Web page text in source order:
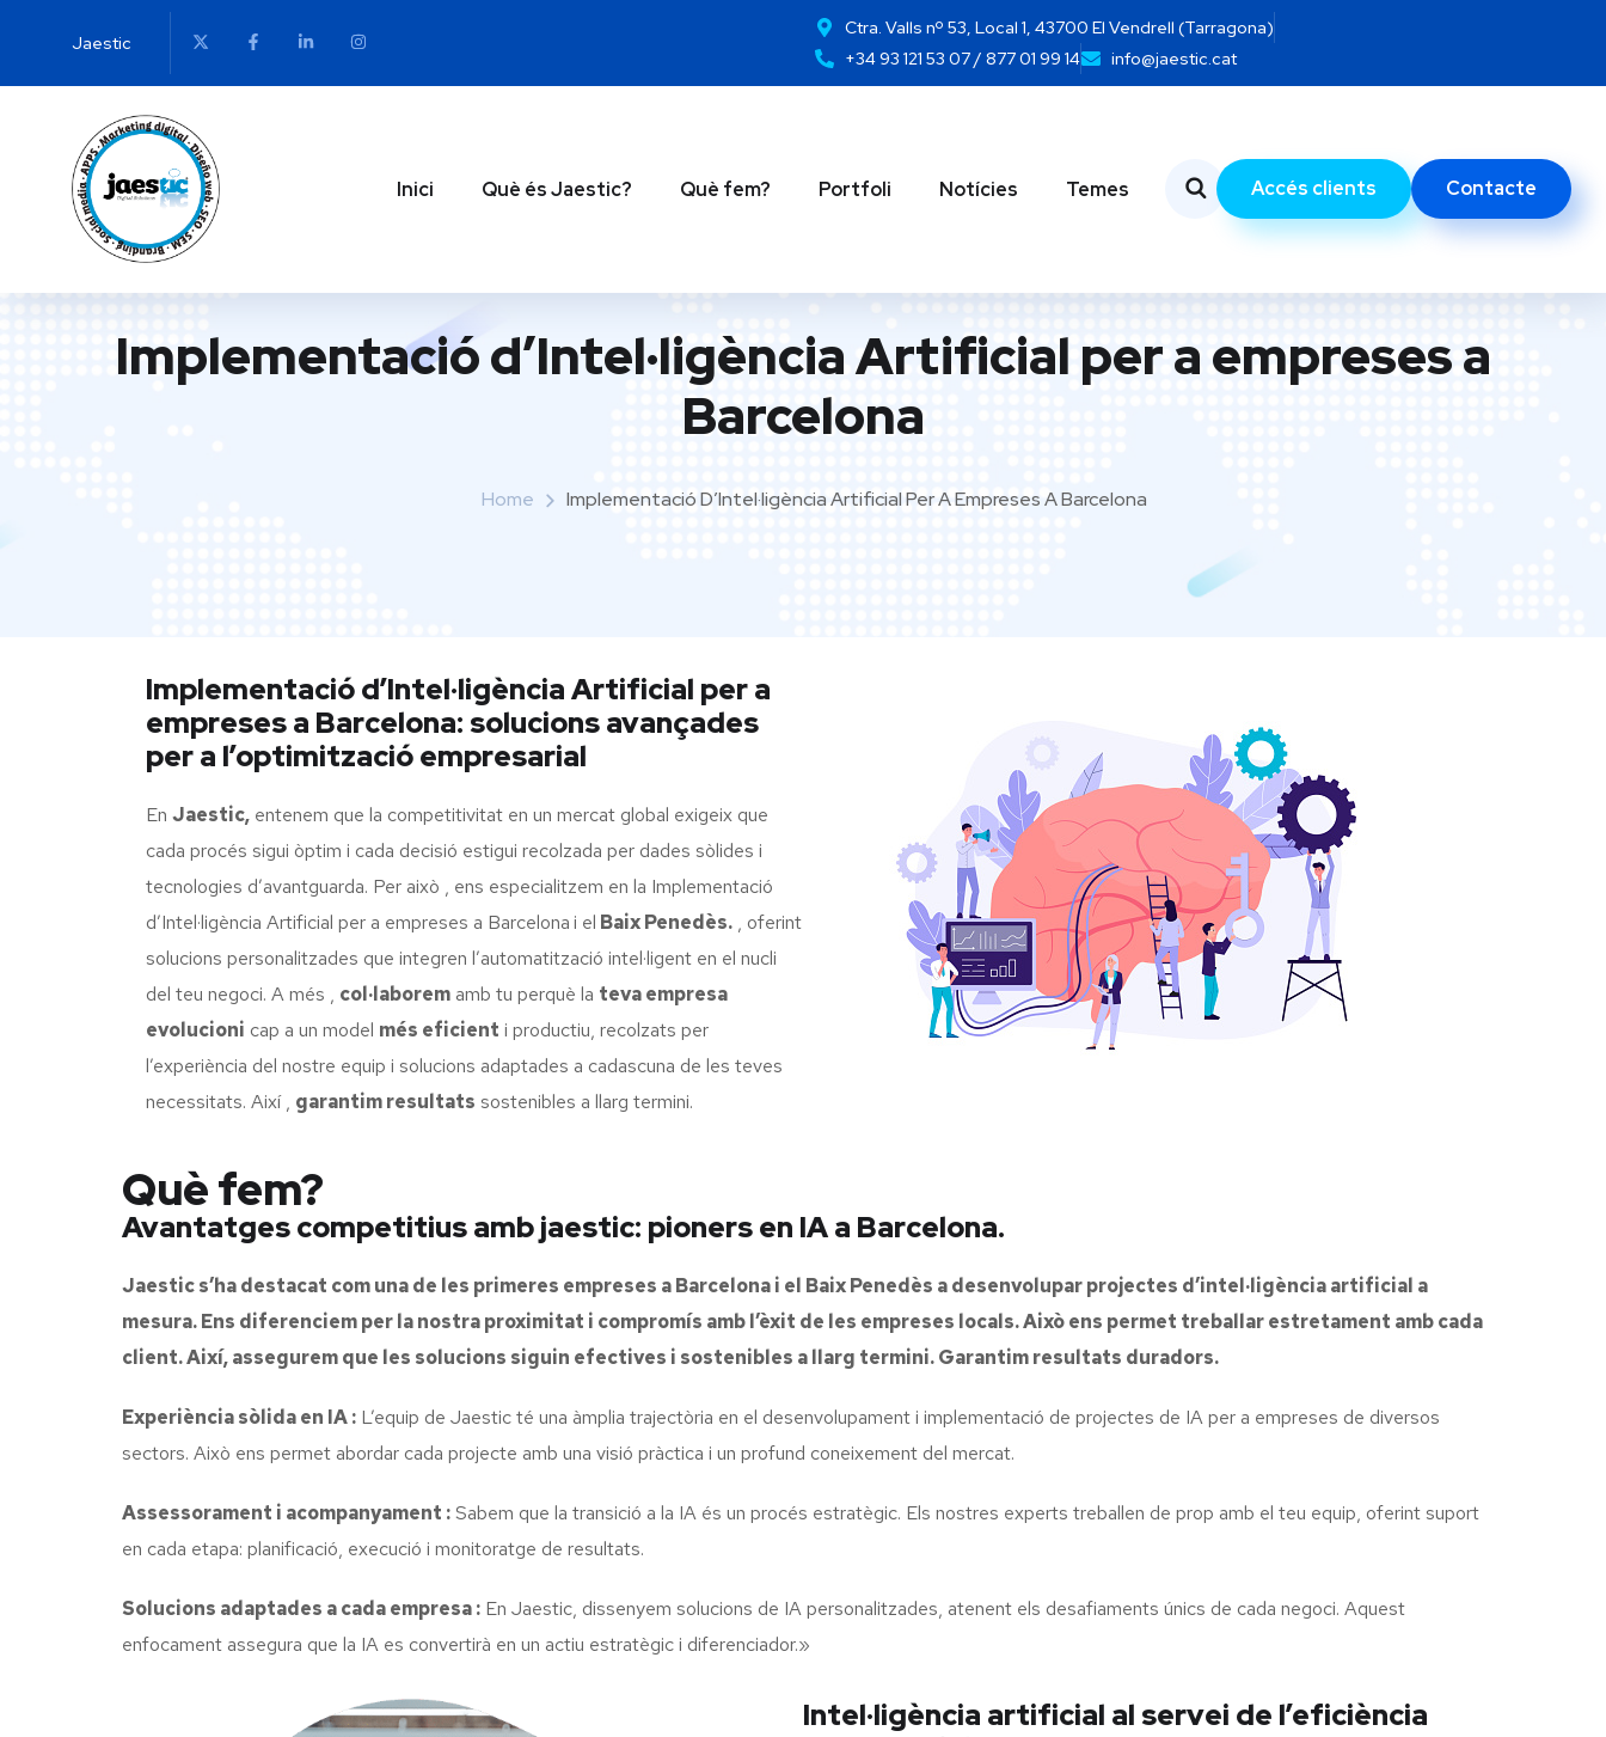
Jaestic
Ctra. Valls nº 53, Local 1, 43700 El Vendrell (Tarragona)
+34 93 121 53 07 / 877 01 99 14
info@jaestic.cat
Inici Què és Jaestic? Què fem? Portfoli Notícies Temes Accés clients Contacte
Implementació d’Intel·ligència Artificial per a empreses a
Barcelona
Home Implementació D’Intel·ligència Artificial Per A Empreses A Barcelona
Implementació d’Intel·ligència Artificial per a
empreses a Barcelona: solucions avançades
per a l’optimització empresarial
En Jaestic, entenem que la competitivitat en un mercat global exigeix que
cada procés sigui òptim i cada decisió estigui recolzada per dades sòlides i
tecnologies d’avantguarda. Per això , ens especialitzem en la Implementació
d’Intel·ligència Artificial per a empreses a Barcelonai el Baix Penedès. , oferint
solucions personalitzades que integren l’automatització intel·ligent en el nucli
del teu negoci. A més , col·laborem amb tu perquè la teva empresa
evolucioni cap a un model més eficient i productiu, recolzats per
l’experiència del nostre equip i solucions adaptades a cadascuna de les teves
necessitats. Així , garantim resultats sostenibles a llarg termini.
Què fem?
Avantatges competitius amb jaestic: pioners en IA a Barcelona.
Jaestic s’ha destacat com una de les primeres empreses a Barcelona i el Baix Penedès a desenvolupar projectes d’intel·ligència artificial a
mesura. Ens diferenciem per la nostra proximitat i compromís amb l’èxit de les empreses locals. Això ens permet treballar estretament amb cada
client. Així, assegurem que les solucions siguin efectives i sostenibles a llarg termini. Garantim resultats duradors.
Experiència sòlida en IA : L’equip de Jaestic té una àmplia trajectòria en el desenvolupament i implementació de projectes de IA per a empreses de diversos
sectors. Això ens permet abordar cada projecte amb una visió pràctica i un profund coneixement del mercat.
Assessorament i acompanyament :Sabem que la transició a la IA és un procés estratègic. Els nostres experts treballen de prop amb el teu equip, oferint suport
en cada etapa: planificació, execució i monitoratge de resultats.
Solucions adaptades a cada empresa : En Jaestic, dissenyem solucions de IA personalitzades, atenent els desafiaments únics de cada negoci. Aquest
enfocament assegura que la IA es convertirà en un actiu estratègic i diferenciador.»
Intel·ligència artificial al servei de l’eficiència